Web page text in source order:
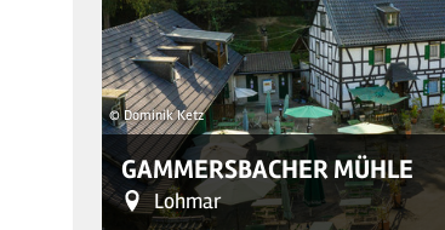
© Dominik Ketz
GAMMERSBACHER MÜHLE
Lohmar